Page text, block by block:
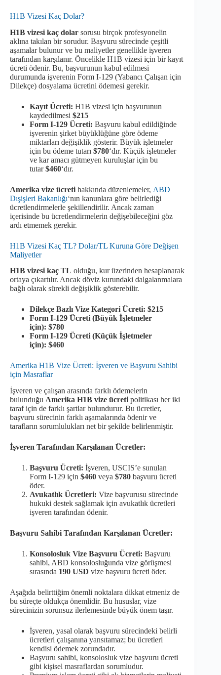
H1B Vizesi Kaç Dolar?
H1B vizesi kaç dolar sorusu birçok profesyonelin
aklına takılan bir sorudur. Başvuru sürecinde çeşitli
aşamalar bulunur ve bu maliyetler genellikle işveren
tarafından karşılanır. Öncelikle H1B vizesi için bir kayıt
ücreti ödenir. Bu, başvurunun kabul edilmesi
durumunda işverenin Form I-129 (Yabancı Çalışan için
Dilekçe) dosyalama ücretini ödemesi gerekir.
Kayıt Ücreti: H1B vizesi için başvurunun
kaydedilmesi $215
Form I-129 Ücreti: Başvuru kabul edildiğinde
işverenin şirket büyüklüğüne göre ödeme
miktarları değişiklik gösterir. Büyük işletmeler
için bu ödeme tutarı $780‘dır. Küçük işletmeler
ve kar amacı gütmeyen kuruluşlar için bu
tutar$460‘dır.
Amerika vize ücreti hakkında düzenlemeler, ABD
Dışişleri Bakanlığı‘nın kanunlara göre belirlediği
ücretlendirmelerle şekillendirilir. Ancak zaman
içerisinde bu ücretlendirmelerin değişebileceğini göz
ardı etmemek gerekir.
H1B Vizesi Kaç TL? Dolar/TL Kuruna Göre Değişen
Maliyetler
H1B vizesi kaç TL olduğu, kur üzerinden hesaplanarak
ortaya çıkartılır. Ancak döviz kurundaki dalgalanmalara
bağlı olarak sürekli değişiklik gösterebilir.
Dilekçe Bazlı Vize Kategori Ücreti: $215
Form I-129 Ücreti (Büyük İşletmeler
için): $780
Form I-129 Ücreti (Küçük İşletmeler
için): $460
Amerika H1B Vize Ücreti: İşveren ve Başvuru Sahibi
için Masraflar
İşveren ve çalışan arasında farklı ödemelerin
bulunduğu Amerika H1B vize ücreti politikası her iki
taraf için de farklı şartlar bulundurur. Bu ücretler,
başvuru sürecinin farklı aşamalarında ödenir ve
tarafların sorumlulukları net bir şekilde belirlenmiştir.
İşveren Tarafından Karşılanan Ücretler:
Başvuru Ücreti: İşveren, USCIS’e sunulan
Form I-129 için $460 veya $780 başvuru ücreti
öder.
Avukatlık Ücretleri: Vize başvurusu sürecinde
hukuki destek sağlamak için avukatlık ücretleri
işveren tarafından ödenir.
Başvuru Sahibi Tarafından Karşılanan Ücretler:
Konsolosluk Vize Başvuru Ücreti: Başvuru
sahibi, ABD konsolosluğunda vize görüşmesi
sırasında 190 USD vize başvuru ücreti öder.
Aşağıda belirttiğim önemli noktalara dikkat etmeniz de
bu süreçte oldukça önemlidir. Bu hususlar, vize
sürecinizin sorunsuz ilerlemesinde büyük önem taşır.
İşveren, yasal olarak başvuru sürecindeki belirli
ücretleri çalışanına yansıtamaz; bu ücretleri
kendisi ödemek zorundadır.
Başvuru sahibi, konsolosluk vize başvuru ücreti
gibi kişisel masraflardan sorumludur.